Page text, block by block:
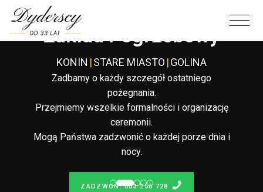
Całodobowy
Zakład Pogrzebowy
KONIN |STARE MIASTO |GOLINA
Zadbamy o każdy szczegół ostatniego
pożegnania.
Przejmiemy wszelkie formalności i organizację
ceremonii.
Mogą Państwa zadzwonić o każdej porze dnia i
nocy.
ZADZWOŃ: 603 256 728